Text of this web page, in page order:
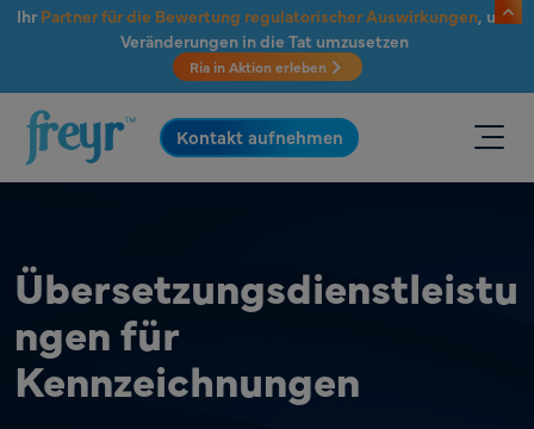
Zum Hauptinhalt springen
Ihr Partner für die Bewertung regulatorischer Auswirkungen, um
Veränderungen in die Tat umzusetzen
Ria in Aktion erleben
.
Kontakt aufnehmen
Übersetzungsdienstleistu
ngen für
Kennzeichnungen